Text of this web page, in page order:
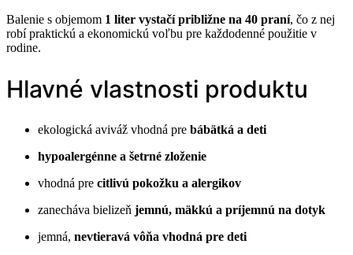
Balenie s objemom 1 liter vystačí približne na 40 praní, čo z nej
robí praktickú a ekonomickú voľbu pre každodenné použitie v
rodine.
Hlavné vlastnosti produktu
ekologická aviváž vhodná pre bábätká a deti
hypoalergénne a šetrné zloženie
vhodná pre citlivú pokožku a alergikov
zanecháva bielizeň jemnú, mäkkú a príjemnú na dotyk
jemná, nevtieravá vôňa vhodná pre deti